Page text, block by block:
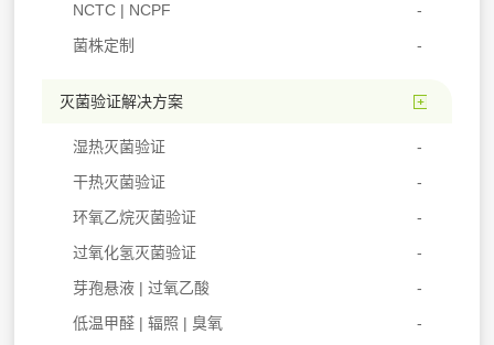
NCTC | NCPF
菌株定制
灭菌验证解决方案
湿热灭菌验证
干热灭菌验证
环氧乙烷灭菌验证
过氧化氢灭菌验证
芽孢悬液 | 过氧乙酸
低温甲醛 | 辐照 | 臭氧